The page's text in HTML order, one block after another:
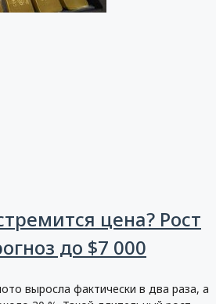
цена? Рост
до $7 000
выросла фактически в два раза, а